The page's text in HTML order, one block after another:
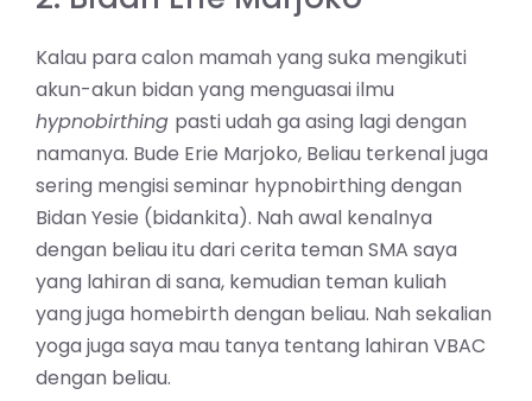
Kalau para calon mamah yang suka mengikuti
akun-akun bidan yang menguasai ilmu
hypnobirthing pasti udah ga asing lagi dengan
namanya. Bude Erie Marjoko, Beliau terkenal juga
sering mengisi seminar hypnobirthing dengan
Bidan Yesie (bidankita). Nah awal kenalnya
dengan beliau itu dari cerita teman SMA saya
yang lahiran di sana, kemudian teman kuliah
yang juga homebirth dengan beliau. Nah sekalian
yoga juga saya mau tanya tentang lahiran VBAC
dengan beliau.